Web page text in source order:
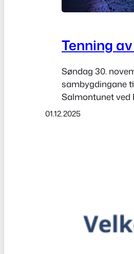
Tenning
Søndag 30.
sambygdingane
Salmontunet ved
Eikefjord
01.12.2025